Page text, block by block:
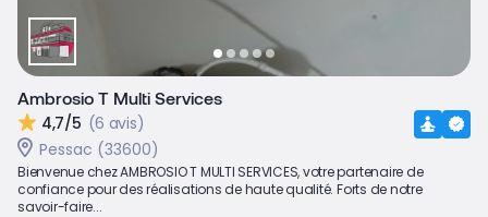
Ambrosio T Multi Services
4,7/5 (6 avis)
Pessac (33600)
Bienvenue chez AMBROSIO T MULTI SERVICES, votre partenaire de
confiance pour des réalisations de haute qualité. Forts de notre
savoir-faire...